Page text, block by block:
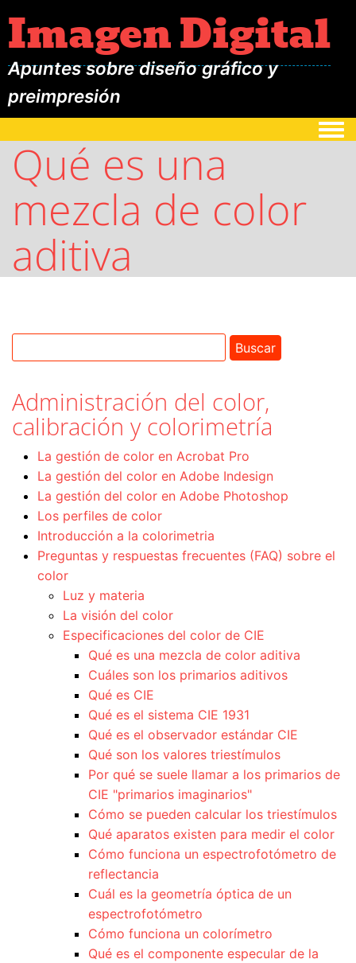
Imagen Digital
Apuntes sobre diseño gráfico y
preimpresión
Qué es una
mezcla de color
aditiva
Administración del color,
calibración y colorimetría
La gestión de color en Acrobat Pro
La gestión del color en Adobe Indesign
La gestión del color en Adobe Photoshop
Los perfiles de color
Introducción a la colorimetria
Preguntas y respuestas frecuentes (FAQ) sobre el
color
Luz y materia
La visión del color
Especificaciones del color de CIE
Qué es una mezcla de color aditiva
Cuáles son los primarios aditivos
Qué es CIE
Qué es el sistema CIE 1931
Qué es el observador estándar CIE
Qué son los valores triestímulos
Por qué se suele llamar a los primarios de
CIE "primarios imaginarios"
Cómo se pueden calcular los triestímulos
Qué aparatos existen para medir el color
Cómo funciona un espectrofotómetro de
reflectancia
Cuál es la geometría óptica de un
espectrofotómetro
Cómo funciona un colorímetro
Qué es el componente especular de la